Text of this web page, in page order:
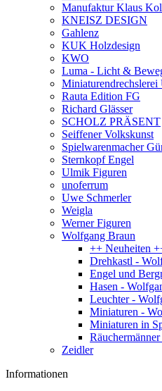
Manufaktur Klaus
KNEISZ DESIGN
Gahlenz
KUK Holzdesign
KWO
Luma - Licht &
Miniaturendrechslerei
Rauta Edition FG
Richard Glässer
SCHOLZ PRÄSENT
Seiffener Volkskunst
Spielwarenmacher
Sternkopf Engel
Ulmik Figuren
unoferrum
Uwe Schmerler
Weigla
Werner Figuren
Wolfgang Braun
++ Neuheiten
Drehkastl -
Engel und
Hasen -
Leuchter -
Miniaturen -
Miniaturen in
Zeidler
Informationen